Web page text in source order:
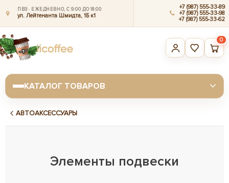
ПВЗ · ЕЖЕДНЕВНО, С 9:00 ДО 18:00
ул. Лейтенанта Шмидта, 1Б к1
+7 (987) 555-33-89
+7 (987) 555-33-98
+7 (987) 555-33-62
0
КАТАЛОГ ТОВАРОВ
АВТОАКСЕССУАРЫ
Элементы подвески